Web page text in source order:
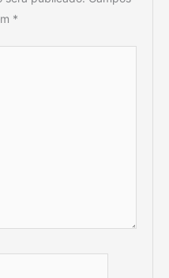
*